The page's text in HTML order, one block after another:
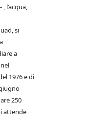
l’acqua,
si
a
1976 e di
250
attende